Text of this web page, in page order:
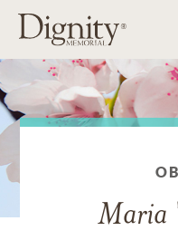
Maria